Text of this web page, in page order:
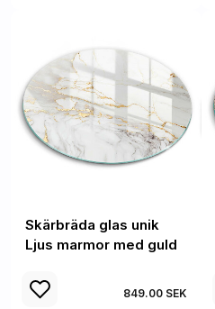
Skärbräda glas unik
Ljus marmor med guld
849.00 SEK